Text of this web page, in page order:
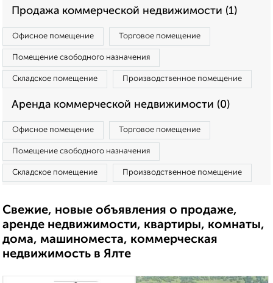
Продажа коммерческой недвижимости (1)
Офисное помещение Торговое помещение
Помещение свободного назначения
Складское помещение Производственное помещение
Аренда коммерческой недвижимости (0)
Офисное помещение Торговое помещение
Помещение свободного назначения
Складское помещение Производственное помещение
Свежие, новые объявления о продаже,
аренде недвижимости, квартиры, комнаты,
дома, машиноместа, коммерческая
недвижимость в Ялте